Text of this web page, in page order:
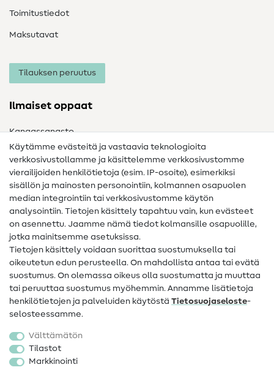
Toimitustiedot
Maksutavat
Tilauksen peruutus
Ilmaiset oppaat
Kangassanasto
Ompelusanasto
Ompeluohjeet
Apua ja yhteystiedot
Yhteystiedot
Tietoa omistajanvaihdoksesta
Peruutusoikeus
Suosittu
Kankaat
Ompelutarvikkeet
Käytämme evästeitä ja vastaavia teknologioita
verkkosivustollamme ja käsittelemme verkkosivustomme
vierailijoiden henkilötietoja (esim. IP-osoite), esimerkiksi
sisällön ja mainosten personointiin, kolmannen osapuolen
median integrointiin tai verkkosivustomme käytön
analysointiin. Tietojen käsittely tapahtuu vain, kun evästeet
on asennettu. Jaamme nämä tiedot kolmansille osapuolille,
jotka mainitsemme asetuksissa.
Tietojen käsittely voidaan suorittaa suostumuksella tai
oikeutetun edun perusteella. On mahdollista antaa tai evätä
suostumus. On olemassa oikeus olla suostumatta ja muuttaa
tai peruuttaa suostumus myöhemmin. Annamme lisätietoja
henkilötietojen ja palveluiden käytöstä Tietosuojaseloste-
selosteessamme.
Välttämätön
Tilastot
Markkinointi